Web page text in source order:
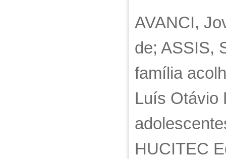
AVANCI,
de; ASSIS,
família
Luís Otávio
HUCITEC